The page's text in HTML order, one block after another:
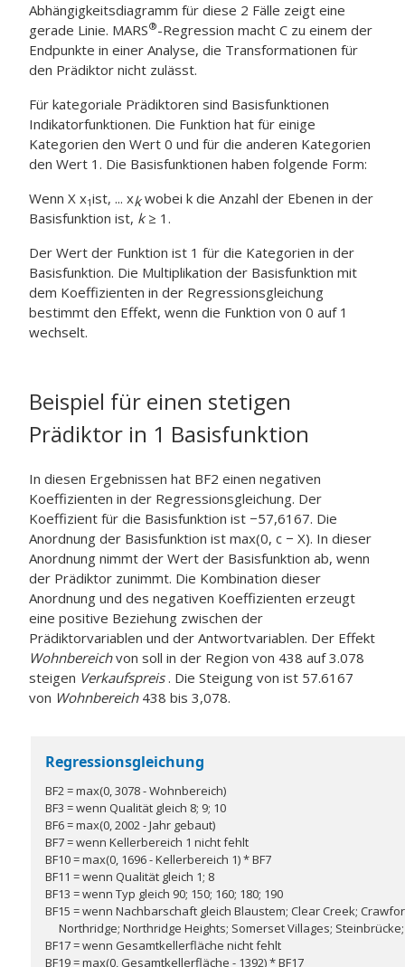
Abhängigkeitsdiagramm für diese 2 Fälle zeigt eine
gerade Linie. MARS®-Regression macht C zu einem der
Endpunkte in einer Analyse, die Transformationen für
den Prädiktor nicht zulässt.
Für kategoriale Prädiktoren sind Basisfunktionen
Indikatorfunktionen. Die Funktion hat für einige
Kategorien den Wert 0 und für die anderen Kategorien
den Wert 1. Die Basisfunktionen haben folgende Form:
Wenn X x1ist, ... xkwobei k die Anzahl der Ebenen in der
Basisfunktion ist, k≥ 1.
Der Wert der Funktion ist 1 für die Kategorien in der
Basisfunktion. Die Multiplikation der Basisfunktion mit
dem Koeffizienten in der Regressionsgleichung
bestimmt den Effekt, wenn die Funktion von 0 auf 1
wechselt.
Beispiel für einen stetigen
Prädiktor in 1 Basisfunktion
In diesen Ergebnissen hat BF2 einen negativen
Koeffizienten in der Regressionsgleichung. Der
Koeffizient für die Basisfunktion ist −57,6167. Die
Anordnung der Basisfunktion ist max(0, c − X). In dieser
Anordnung nimmt der Wert der Basisfunktion ab, wenn
der Prädiktor zunimmt. Die Kombination dieser
Anordnung und des negativen Koeffizienten erzeugt
eine positive Beziehung zwischen der
Prädiktorvariablen und der Antwortvariablen. Der Effekt
Wohnbereichvon soll in der Region von 438 auf 3.078
steigen Verkaufspreis. Die Steigung von ist 57.6167
von Wohnbereich438 bis 3,078.
Regressionsgleichung
BF2 = max(0, 3078 - Wohnbereich)
BF3 = wenn Qualität gleich 8; 9; 10
BF6 = max(0, 2002 - Jahr gebaut)
BF7 = wenn Kellerbereich 1 nicht fehlt
BF10 = max(0, 1696 - Kellerbereich 1) * BF7
BF11 = wenn Qualität gleich 1; 8
BF13 = wenn Typ gleich 90; 150; 160; 180; 190
BF15 = wenn Nachbarschaft gleich Blaustem; Clear Creek;
Northridge; Northridge Heights; Somerset Villages;
BF17 = wenn Gesamtkellerfläche nicht fehlt
BF19 = max(0, Gesamtkellerfläche - 1392) * BF17